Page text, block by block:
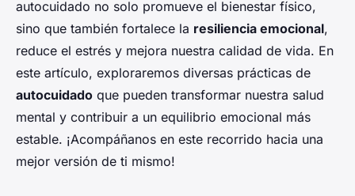
autocuidado no solo promueve el bienestar físico,
sino que también fortalece la resiliencia emocional,
reduce el estrés y mejora nuestra calidad de vida. En
este artículo, exploraremos diversas prácticas de
autocuidado que pueden transformar nuestra salud
mental y contribuir a un equilibrio emocional más
estable. ¡Acompáñanos en este recorrido hacia una
mejor versión de ti mismo!